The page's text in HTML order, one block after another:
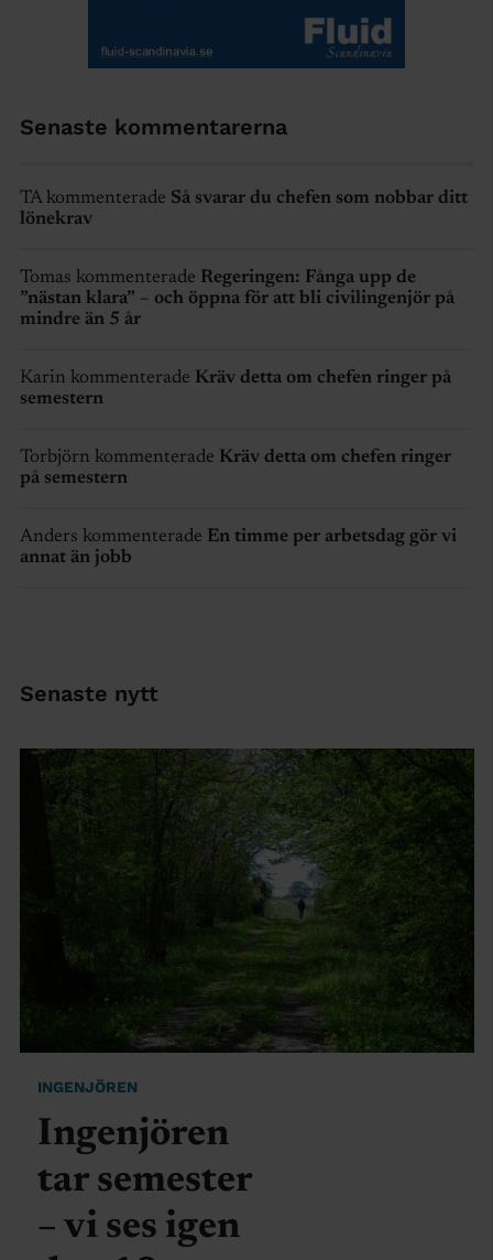
Senaste kommentarerna
TA kommenterade Så svarar du chefen som nobbar ditt
lönekrav
Tomas kommenterade Regeringen: Fånga upp de
”nästan klara” – och öppna för att bli civilingenjör på
mindre än 5 år
Karin kommenterade Kräv detta om chefen ringer på
semestern
Torbjörn kommenterade Kräv detta om chefen ringer
på semestern
Anders kommenterade En timme per arbetsdag gör vi
annat än jobb
Senaste nytt
INGENJÖREN
Ingenjören
tar semester
– vi ses igen